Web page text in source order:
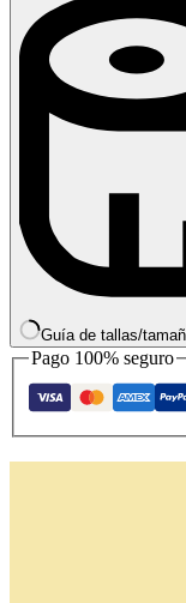
solapa
cantidad
Guía de tallas/
Pago 100% seguro